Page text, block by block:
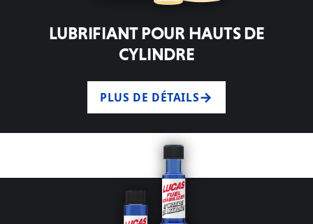
LUBRIFIANT POUR HAUTS DE
CYLINDRE
PLUS DE DÉTAILS